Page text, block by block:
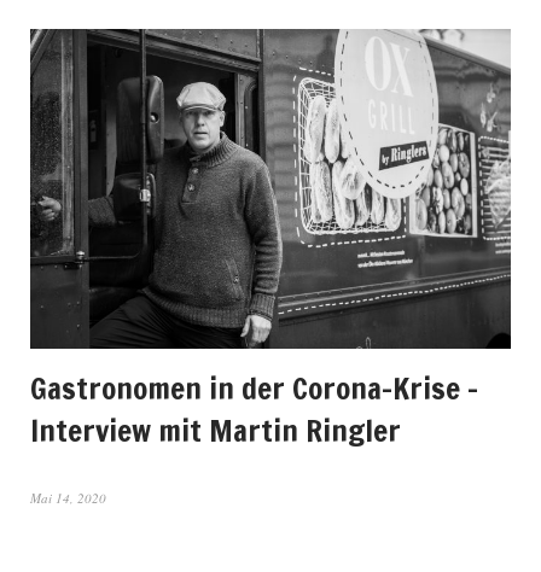
Gastronomen in der Corona-Krise –
Interview mit Martin Ringler
Mai 14, 2020